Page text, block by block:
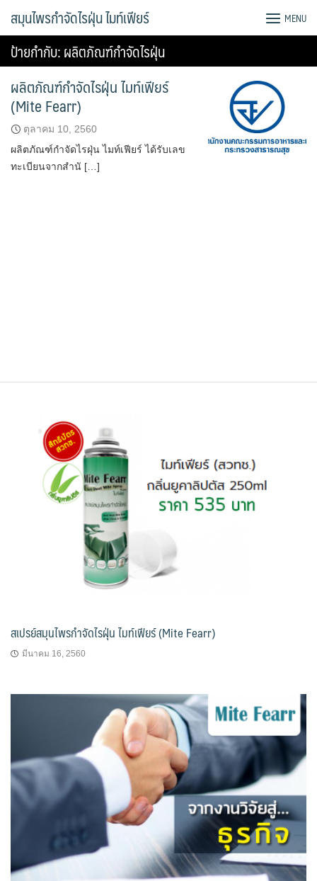
สมุนไพรกำจัดไรฝุ่น ไมท์เฟียร์ MENU
ป้ายกำกับ:ผลิตภัณฑ์กำจัดไรฝุ่น
ผลิตภัณฑ์กำจัดไรฝุ่น ไมท์เฟียร์
(Mite Fearr)
ตุลาคม 10, 2560
ผลิตภัณฑ์กำจัดไรฝุ่น ไมท์เฟียร์ ได้รับเลข
ทะเบียนจากสำนั […]
สเปรย์สมุนไพรกำจัดไรฝุ่น ไมท์เฟียร์ (Mite Fearr)
มีนาคม 16, 2560